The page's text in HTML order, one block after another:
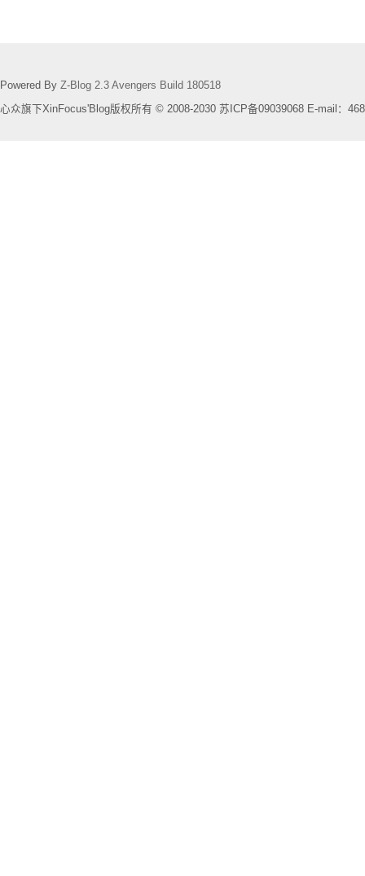
Powered By Z-Blog 2.3 Avengers Build 180518
心众旗下XinFocus'Blog版权所有 © 2008-2030 苏ICP备09039068 E-mail：